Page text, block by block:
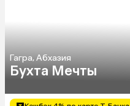
Гагра, Абхазия
Бухта Мечты